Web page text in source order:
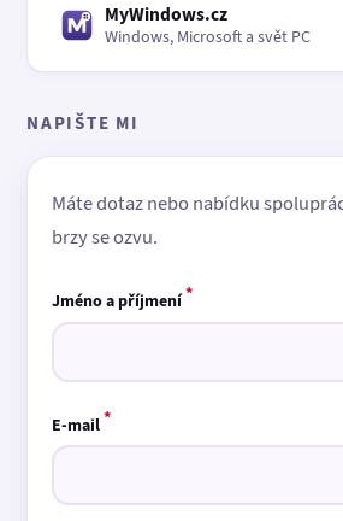
MyWindows.cz
Windows, Microsoft a svět PC
NAPIŠTE MI
Máte dotaz nebo nabídku
brzy se ozvu.
Jméno a příjmení*
E-mail*